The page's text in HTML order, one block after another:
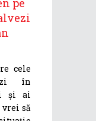
cele
în
și ai
vrei să